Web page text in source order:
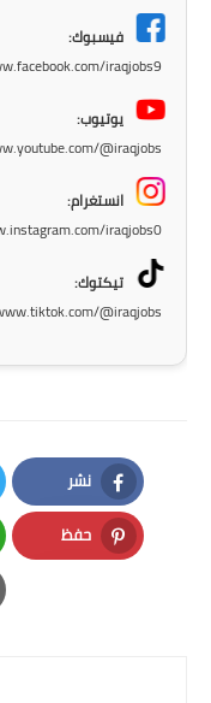
فيسبوك:
iraqjobs9
يوتيوب:
@iraqjobs
انستغرام:
iraqjobs0/
تيكتوك:
@iraqjobs
نشر
Facebook
حفظ
Pinterest